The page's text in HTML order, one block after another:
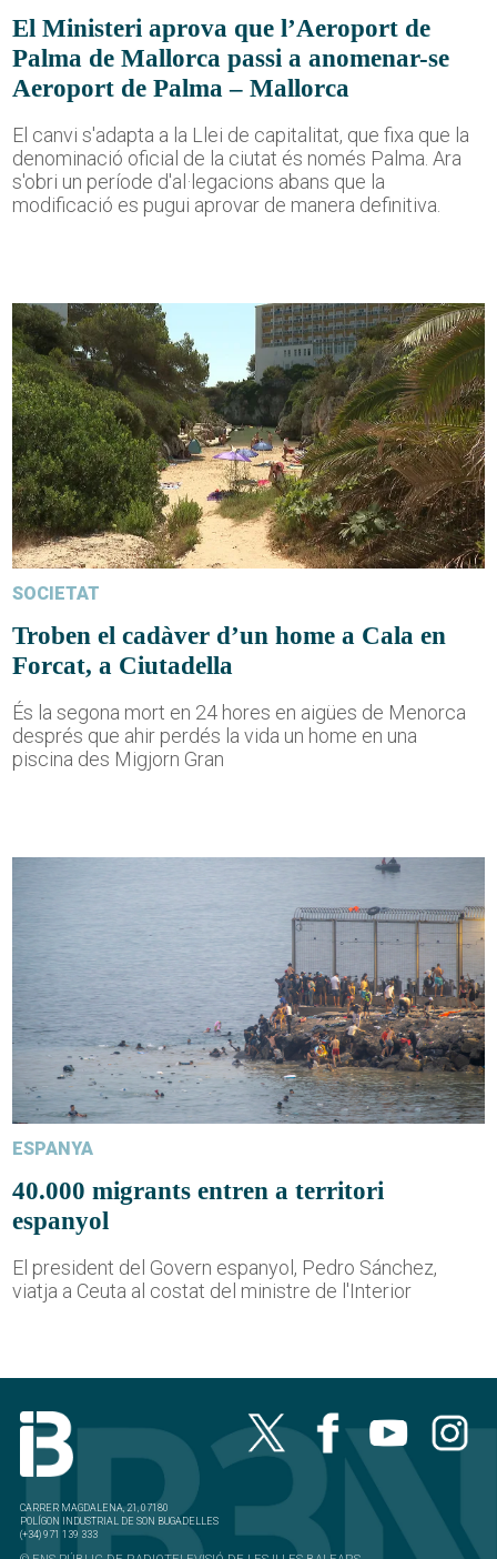
El Ministeri aprova que l’Aeroport de
Palma de Mallorca passi a anomenar-se
Aeroport de Palma – Mallorca
El canvi s'adapta a la Llei de capitalitat, que fixa que la
denominació oficial de la ciutat és només Palma. Ara
s'obri un període d'al·legacions abans que la
modificació es pugui aprovar de manera definitiva.
SOCIETAT
Troben el cadàver d’un home a Cala en
Forcat, a Ciutadella
És la segona mort en 24 hores en aigües de Menorca
després que ahir perdés la vida un home en una
piscina des Migjorn Gran
ESPANYA
40.000 migrants entren a territori
espanyol
El president del Govern espanyol, Pedro Sánchez,
viatja a Ceuta al costat del ministre de l'Interior
CARRER MAGDALENA, 21, 07180
POLÍGON INDUSTRIAL DE SON BUGADELLES
(+34) 971 139 333